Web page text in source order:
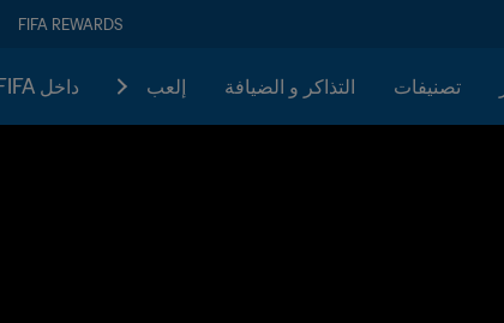
FIFA REWARDS
تصنيفات التذاكر و الضيافة إلعب داخل FIFA